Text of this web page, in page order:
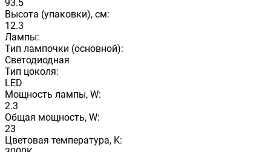
93.5
Высота (упаковки), см:
12.3
Лампы:
Тип лампочки (основной):
Светодиодная
Тип цоколя:
LED
Мощность лампы, W:
2.3
Общая мощность, W:
23
Цветовая температура, K: